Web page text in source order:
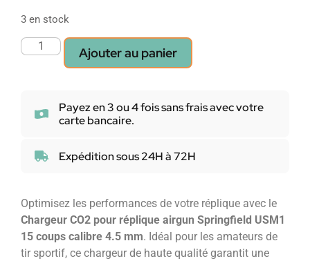
3 en stock
Ajouter au panier
Payez en 3 ou 4 fois sans frais avec votre
carte bancaire.
Expédition sous 24H à 72H
Optimisez les performances de votre réplique avec le
Chargeur CO2 pour réplique airgun Springfield USM1
15 coups calibre 4.5 mm. Idéal pour les amateurs de
tir sportif, ce chargeur de haute qualité garantit une